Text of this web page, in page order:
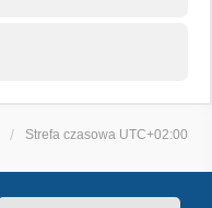
Strefa czasowa UTC+02:00